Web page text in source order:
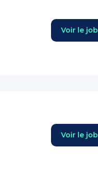
Voir le job
Voir le job